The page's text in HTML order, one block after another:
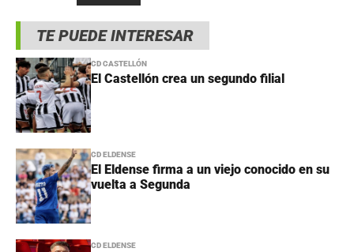
TE PUEDE INTERESAR
CD CASTELLÓN
El Castellón crea un segundo filial
CD ELDENSE
El Eldense firma a un viejo conocido en su
vuelta a Segunda
CD ELDENSE